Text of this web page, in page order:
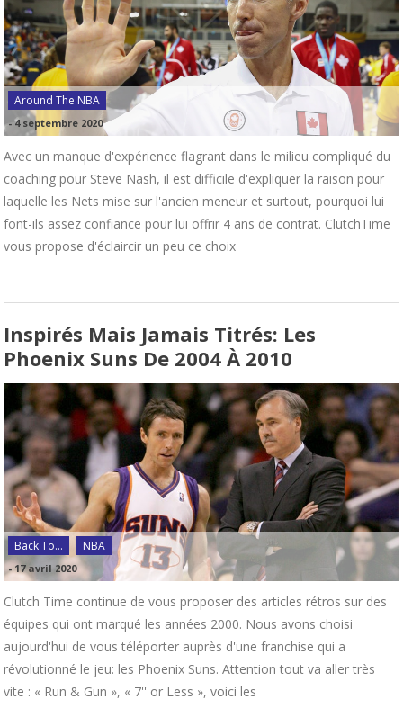
Around The NBA
-4 septembre 2020
Avec un manque d'expérience flagrant dans le milieu compliqué du
coaching pour Steve Nash, il est difficile d'expliquer la raison pour
laquelle les Nets mise sur l'ancien meneur et surtout, pourquoi lui
font-ils assez confiance pour lui offrir 4 ans de contrat. ClutchTime
vous propose d'éclaircir un peu ce choix
Inspirés Mais Jamais Titrés: Les
Phoenix Suns De 2004 À 2010
Back To... NBA
- 17 avril 2020
Clutch Time continue de vous proposer des articles rétros sur des
équipes qui ont marqué les années 2000. Nous avons choisi
aujourd'hui de vous téléporter auprès d'une franchise qui a
révolutionné le jeu: les Phoenix Suns. Attention tout va aller très
vite : « Run & Gun », « 7'' or Less », voici les